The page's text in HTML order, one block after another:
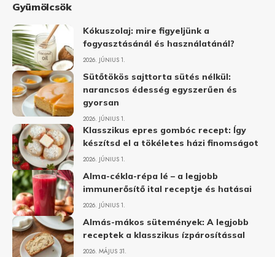
Gyümölcsök
Kókuszolaj: mire figyeljünk a
fogyasztásánál és használatánál?
2026. JÚNIUS 1.
Sütőtökös sajttorta sütés nélkül:
narancsos édesség egyszerűen és
gyorsan
2026. JÚNIUS 1.
Klasszikus epres gombóc recept: Így
készítsd el a tökéletes házi finomságot
2026. JÚNIUS 1.
Alma-cékla-répa lé – a legjobb
immunerősítő ital receptje és hatásai
2026. JÚNIUS 1.
Almás-mákos sütemények: A legjobb
receptek a klasszikus ízpárosítással
2026. MÁJUS 31.